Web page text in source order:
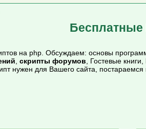
Бесплатные
на php. Обсуждаем: основы
скрипты форумов , Гостевые
нужен для Вашего сайта,